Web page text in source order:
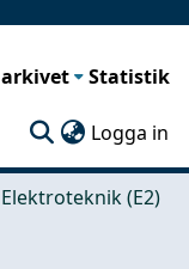
Statistik
Logga in
Elektroteknik (E2)